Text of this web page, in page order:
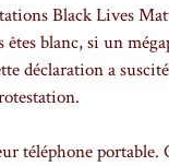
Black Lives
blanc, si un
déclaration a
téléphone portable.